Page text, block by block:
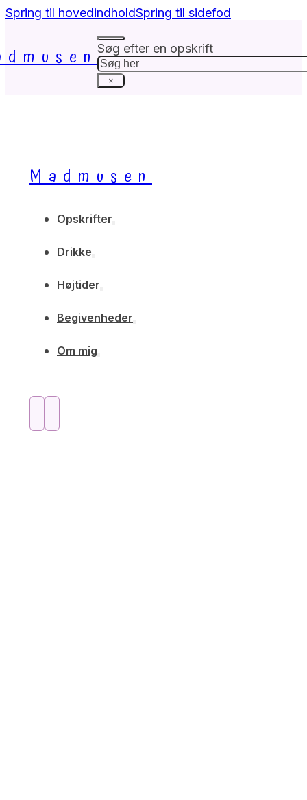
Spring til hovedindholdSpring til sidefod
Søg efter en opskrift
Søg
×
Madmusen
Opskrifter
Drikke
Højtider
Begivenheder
Om mig